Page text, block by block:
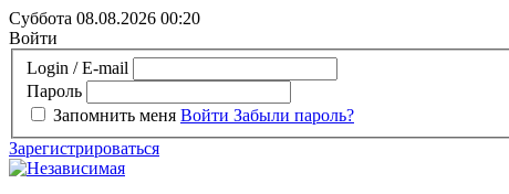
Суббота 08.08.2026 00:20
Войти
Login / E-mail
Пароль
Запомнить меня Войти Забыли пароль?
Зарегистрироваться